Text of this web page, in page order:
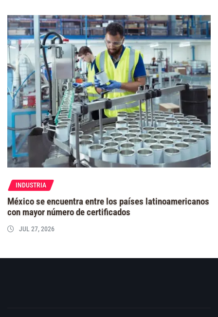
INDUSTRIA
México se encuentra entre los países latinoamericanos
con mayor número de certificados
JUL 27, 2026